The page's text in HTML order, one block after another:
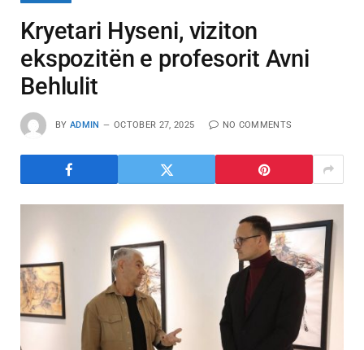
Kryetari Hyseni, viziton
ekspozitën e profesorit Avni
Behlulit
BY ADMIN OCTOBER 27, 2025 NO COMMENTS